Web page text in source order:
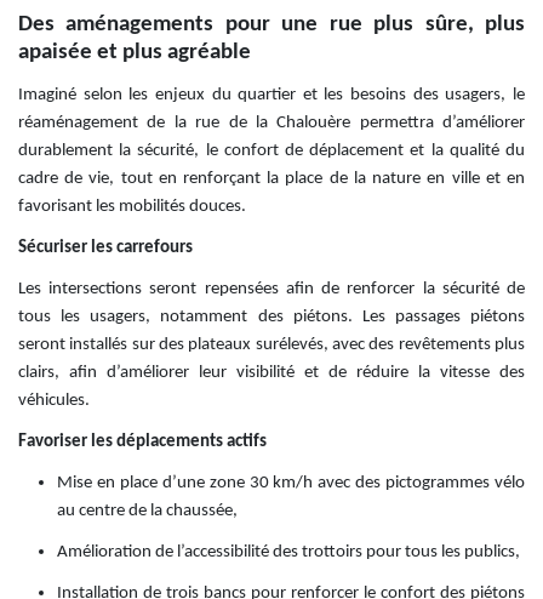
Des aménagements pour une rue plus sûre, plus
apaisée et plus agréable
Imaginé selon les enjeux du quartier et les besoins des usagers, le
réaménagement de la rue de la Chalouère permettra d’améliorer
durablement la sécurité, le confort de déplacement et la qualité du
cadre de vie, tout en renforçant la place de la nature en ville et en
favorisant les mobilités douces.
Sécuriser les carrefours
Les intersections seront repensées afin de renforcer la sécurité de
tous les usagers, notamment des piétons. Les passages piétons
seront installés sur des plateaux surélevés, avec des revêtements plus
clairs, afin d’améliorer leur visibilité et de réduire la vitesse des
véhicules.
Favoriser les déplacements actifs
Mise en place d’une zone 30 km/h avec des pictogrammes vélo
au centre de la chaussée,
Amélioration de l’accessibilité des trottoirs pour tous les publics,
Installation de trois bancs pour renforcer le confort des piétons